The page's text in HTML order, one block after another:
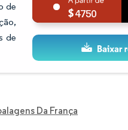
de
de
4750
Da França